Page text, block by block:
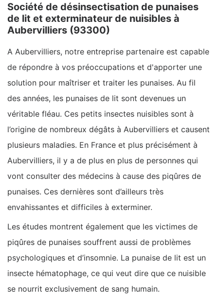
Société de désinsectisation de punaises
de lit et exterminateur de nuisibles à
Aubervilliers (93300)
A Aubervilliers, notre entreprise partenaire est capable
de répondre à vos préoccupations et d'apporter une
solution pour maîtriser et traiter les punaises. Au fil
des années, les punaises de lit sont devenues un
véritable fléau. Ces petits insectes nuisibles sont à
l’origine de nombreux dégâts à Aubervilliers et causent
plusieurs maladies. En France et plus précisément à
Aubervilliers, il y a de plus en plus de personnes qui
vont consulter des médecins à cause des piqûres de
punaises. Ces dernières sont d’ailleurs très
envahissantes et difficiles à exterminer.
Les études montrent également que les victimes de
piqûres de punaises souffrent aussi de problèmes
psychologiques et d’insomnie. La punaise de lit est un
insecte hématophage, ce qui veut dire que ce nuisible
se nourrit exclusivement de sang humain.